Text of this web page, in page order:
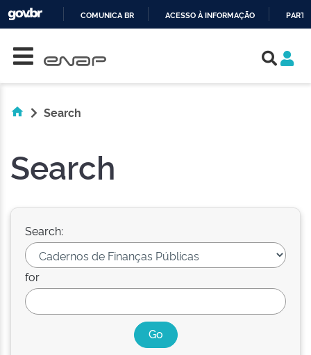
COMUNICA BR ACESSO À INFORMAÇÃO
Search
Search
Search:
for